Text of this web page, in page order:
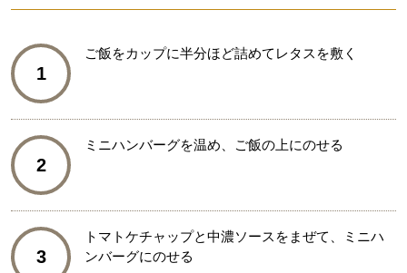
1
ご飯をカップに半分ほど詰めてレタスを敷く
2
ミニハンバーグを温め、ご飯の上にのせる
3
トマトケチャップと中濃ソースをまぜて、ミニハ
ンバーグにのせる